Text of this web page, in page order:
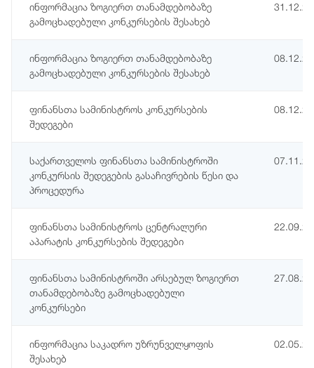
ინფორმაცია ზოგიერთ თანამდებობაზე
გამოცხადებული კონკურსების შესახებ
ინფორმაცია ზოგიერთ თანამდებობაზე
გამოცხადებული კონკურსების შესახებ
ფინანსთა სამინისტროს კონკურსების
შედეგები
საქართველოს ფინანსთა სამინისტროში
კონკურსის შედეგების გასაჩივრების წესი და
პროცედურა
ფინანსთა სამინისტროს ცენტრალური
აპარატის კონკურსების შედეგები
ფინანსთა სამინისტროში არსებულ ზოგიერთ
თანამდებობაზე გამოცხადებული
კონკურსები
ინფორმაცია საკადრო უზრუნველყოფის
შესახებ